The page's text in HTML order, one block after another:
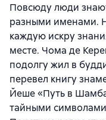
Повсюду люди
разными именами.
каждую искру
месте. Чома де
подолгу жил в
перевел книгу
Йеше «Путь в
тайными символами